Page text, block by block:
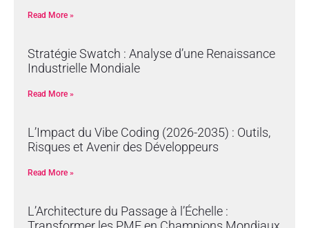
Read More »
Stratégie Swatch : Analyse d’une Renaissance
Industrielle Mondiale
Read More »
L’Impact du Vibe Coding (2026-2035) : Outils,
Risques et Avenir des Développeurs
Read More »
L’Architecture du Passage à l’Échelle :